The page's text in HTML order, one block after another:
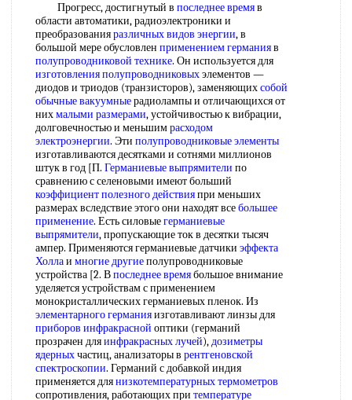
Прогресс, достигнутый в последнее времяв
области автоматики, радиоэлектроники и
преобразованияразличных видов энергии, в
большой мере обусловлен применением германияв
полупроводниковой технике. Он используется для
изготовления полупроводниковыхэлементов —
диодов и триодов (транзисторов), заменяющихсобой
обычные вакуумныерадиолампы и отличающихся от
нихмалыми размерами, устойчивостью к вибрации,
долговечностью и меньшимрасходом
электроэнергии. Эти полупроводниковые элементы
изготавливаются десятками и сотнями миллионов
штук в год [П. Германиевые выпрямители по
сравнению с селеновыми имеют больший
коэффициент полезного действияпри меньших
размерах вследствие этого они находят всебольшее
применение. Есть силовыегерманиевые
выпрямители, пропускающие ток в десятки тысяч
ампер. Применяются германиевые датчики эффекта
Холлаи многие другиеполупроводниковые
устройства [2. Впоследнее времябольшое внимание
уделяется устройствам с применением
монокристаллических германиевых пленок. Из
элементарного германияизготавливают линзы для
приборов инфракрасной оптики (германий
прозрачен дляинфракрасных лучей),дозиметры
ядерныхчастиц, анализаторы в рентгеновской
спектроскопии. Германий с добавкой индия
применяется длянизкотемпературных термометров
сопротивления, работающих при температуре